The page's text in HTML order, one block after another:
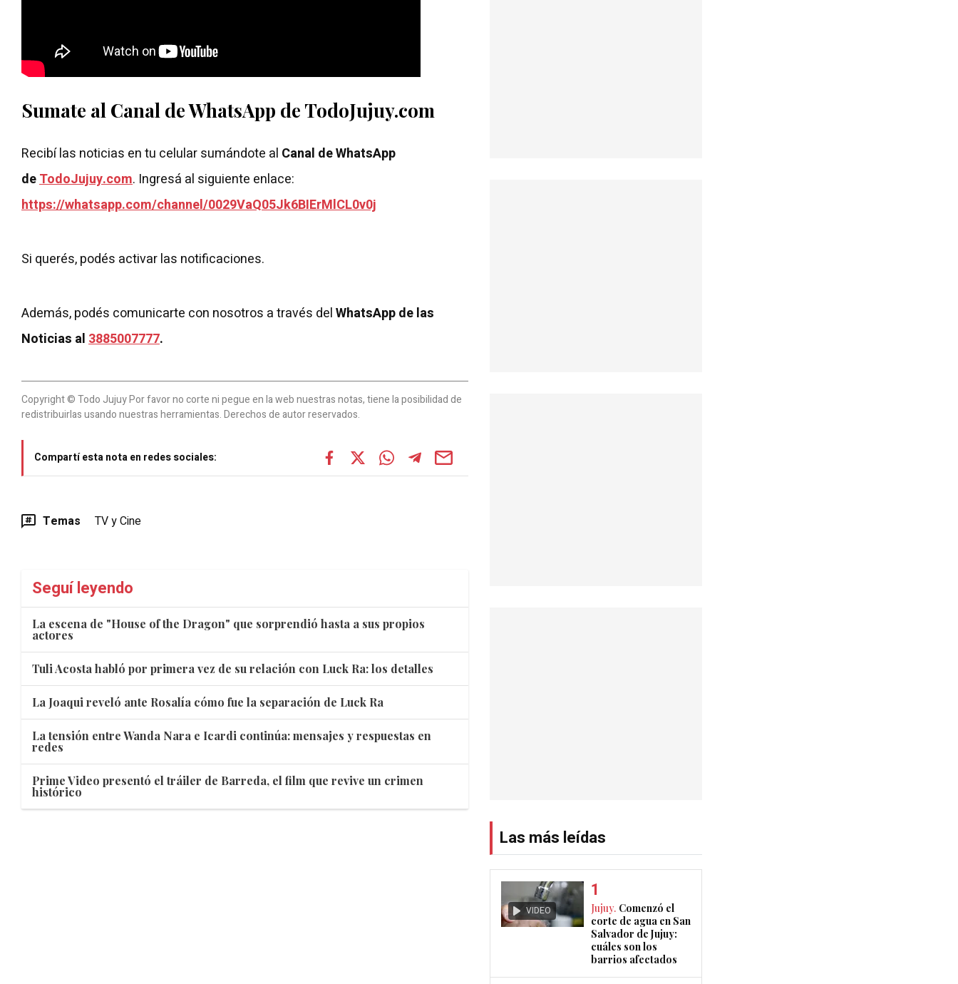
Sumate al Canal de WhatsApp de TodoJujuy.com
Recibí las noticias en tu celular sumándote al Canal de WhatsApp
deTodoJujuy.com. Ingresá al siguiente enlace:
https://whatsapp.com/channel/0029VaQ05Jk6BIErMlCL0v0j
Si querés, podés activar las notificaciones.
Además, podés comunicarte con nosotros a través delWhatsApp de las
Noticias al3885007777.
Copyright © Todo Jujuy Por favor no corte ni pegue en la web nuestras notas, tiene la posibilidad de
redistribuirlas usando nuestras herramientas. Derechos de autor reservados.
Compartí esta nota en redes sociales:
Temas TV y Cine
Seguí leyendo
La escena de "House of the Dragon" que sorprendió hasta a sus propios
actores
Tuli Acosta habló por primera vez de su relación con Luck Ra: los detalles
La Joaqui reveló ante Rosalía cómo fue la separación de Luck Ra
La tensión entre Wanda Nara e Icardi continúa: mensajes y respuestas en
redes
Prime Video presentó el tráiler de Barreda, el film que revive un crimen
histórico
Las más leídas
VIDEO Jujuy. Comenzó el
corte de agua en San
Salvador de Jujuy:
cuáles son los
barrios afectados